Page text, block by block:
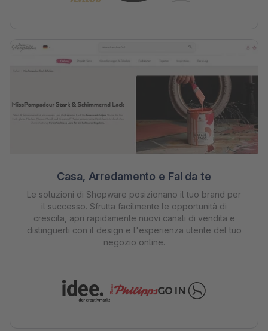
Casa, Arredamento e Fai da te
Le soluzioni di Shopware posizionano il tuo brand per
il successo. Sfrutta facilmente le opportunità di
crescita, apri rapidamente nuovi canali di vendita e
distinguerti con il design e l'esperienza utente del tuo
negozio online.